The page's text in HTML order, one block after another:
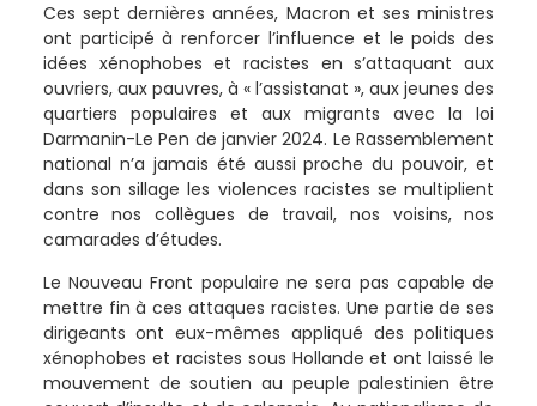
Ces sept dernières années, Macron et ses ministres
ont participé à renforcer l’influence et le poids des
idées xénophobes et racistes en s’attaquant aux
ouvriers, aux pauvres, à « l’assistanat », aux jeunes des
quartiers populaires et aux migrants avec la loi
Darmanin-Le Pen de janvier 2024. Le Rassemblement
national n’a jamais été aussi proche du pouvoir, et
dans son sillage les violences racistes se multiplient
contre nos collègues de travail, nos voisins, nos
camarades d’études.
Le Nouveau Front populaire ne sera pas capable de
mettre fin à ces attaques racistes. Une partie de ses
dirigeants ont eux-mêmes appliqué des politiques
xénophobes et racistes sous Hollande et ont laissé le
mouvement de soutien au peuple palestinien être